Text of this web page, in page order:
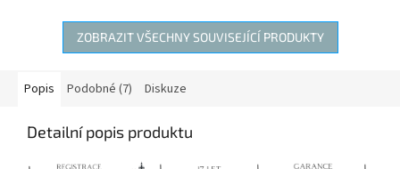
ZOBRAZIT VŠECHNY SOUVISEJÍCÍ PRODUKTY
Popis Podobné (7) Diskuze
Detailní popis produktu